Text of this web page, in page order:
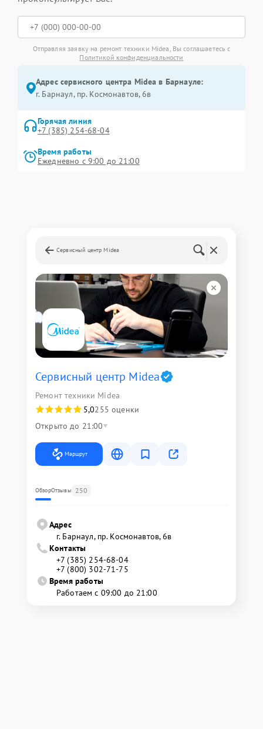
Отправляя заявку на ремонт техники Midea, Вы соглашаетесь с
Политикой конфиденциальности
Адрес сервисного центра Midea в Барнауле:
г. Барнаул, ​пр. Космонавтов, 6в
Горячая линия
+7 (385) 254-68-04
Время работы
Ежедневно с 9:00 до 21:00
Сервисный центр Midea
Сервисный центр Midea
Ремонт техники Midea
5,0255 оценки
Открыто до 21:00
Маршрут
ОбзорОтзывы 250
Адрес
г. Барнаул, ​пр. Космонавтов, 6в
Контакты
+7 (385) 254-68-04
+7 (800) 302-71-75
Время работы
Работаем с 09:00 до 21:00